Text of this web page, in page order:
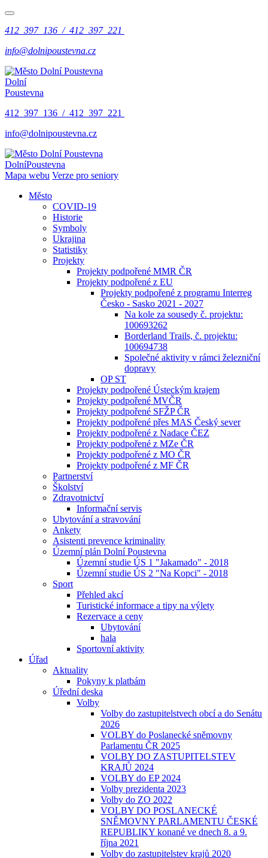
412 397 136 / 412 397 221
info@dolnipoustevna.cz
Dolní
Poustevna
412 397 136 / 412 397 221
info@dolnipoustevna.cz
DolníPoustevna
Mapa webu Verze pro seniory
Město
COVID-19
Historie
Symboly
Ukrajina
Statistiky
Projekty
Projekty podpořené MMR ČR
Projekty podpořené z EU
Projekty podpořené z programu Interreg
Česko - Sasko 2021 - 2027
Na kole za sousedy č. projektu:
100693262
Borderland Trails, č. projektu:
100694738
Společné aktivity v rámci železniční
dopravy
OP ST
Projekty podpořené Ústeckým krajem
Projekty podpořené MVČR
Projekty podpořené SFŽP ČR
Projekty podpořené přes MAS Český sever
Projekty podpořené z Nadace ČEZ
Projekty podpořené z MZe ČR
Projekty podpořené z MO ČR
Projekty podpořené z MF ČR
Partnerství
Školství
Zdravotnictví
Informační servis
Ubytování a stravování
Ankety
Asistenti prevence kriminality
Územní plán Dolní Poustevna
Územní studie ÚS 1 "Jakamado" - 2018
Územní studie ÚS 2 "Na Kopci" - 2018
Sport
Přehled akcí
Turistické informace a tipy na výlety
Rezervace a ceny
Ubytování
hala
Sportovní aktivity
Úřad
Aktuality
Pokyny k platbám
Úřední deska
Volby
Volby do zastupitelstvech obcí a do Senátu
2026
VOLBY do Poslanecké sněmovny
Parlamentu ČR 2025
VOLBY DO ZASTUPITELSTEV
KRAJŮ 2024
VOLBY do EP 2024
Volby prezidenta 2023
Volby do ZO 2022
VOLBY DO POSLANECKÉ
SNĚMOVNY PARLAMENTU ČESKÉ
REPUBLIKY konané ve dnech 8. a 9.
října 2021
Volby do zastupitelstev krajů 2020